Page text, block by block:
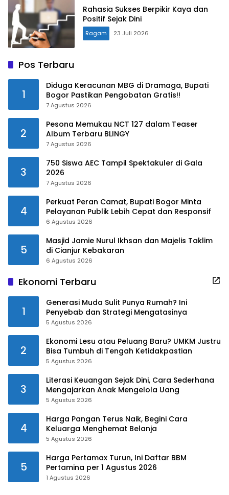
Rahasia Sukses Berpikir Kaya dan
Positif Sejak Dini
Ragam 23 Juli 2026
Pos Terbaru
1
Diduga Keracunan MBG di Dramaga, Bupati
Bogor Pastikan Pengobatan Gratis!!
7 Agustus 2026
2
Pesona Memukau NCT 127 dalam Teaser
Album Terbaru BLINGY
7 Agustus 2026
3
750 Siswa AEC Tampil Spektakuler di Gala
2026
7 Agustus 2026
4
Perkuat Peran Camat, Bupati Bogor Minta
Pelayanan Publik Lebih Cepat dan Responsif
6 Agustus 2026
5
Masjid Jamie Nurul Ikhsan dan Majelis Taklim
di Cianjur Kebakaran
6 Agustus 2026
Ekonomi Terbaru
1
Generasi Muda Sulit Punya Rumah? Ini
Penyebab dan Strategi Mengatasinya
5 Agustus 2026
2
Ekonomi Lesu atau Peluang Baru? UMKM Justru
Bisa Tumbuh di Tengah Ketidakpastian
5 Agustus 2026
3
Literasi Keuangan Sejak Dini, Cara Sederhana
Mengajarkan Anak Mengelola Uang
5 Agustus 2026
4
Harga Pangan Terus Naik, Begini Cara
Keluarga Menghemat Belanja
5 Agustus 2026
5
Harga Pertamax Turun, Ini Daftar BBM
Pertamina per 1 Agustus 2026
1 Agustus 2026